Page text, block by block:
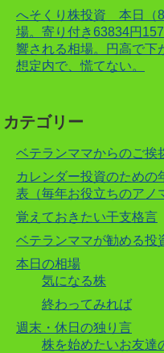
へそくり株投資 本日（
場。寄り付き63834円
響される相場。円高で下
想定内で、慌てない。
カテゴリー
ベテランママからのご挨
カレンダー投資のための
表（毎年お役立ちのアノ
覚えておきたい干支格言
ベテランママが勧める投
本日の相場
気になる株
終わってみれば
週末・休日の独り言
株を始めたいお友達